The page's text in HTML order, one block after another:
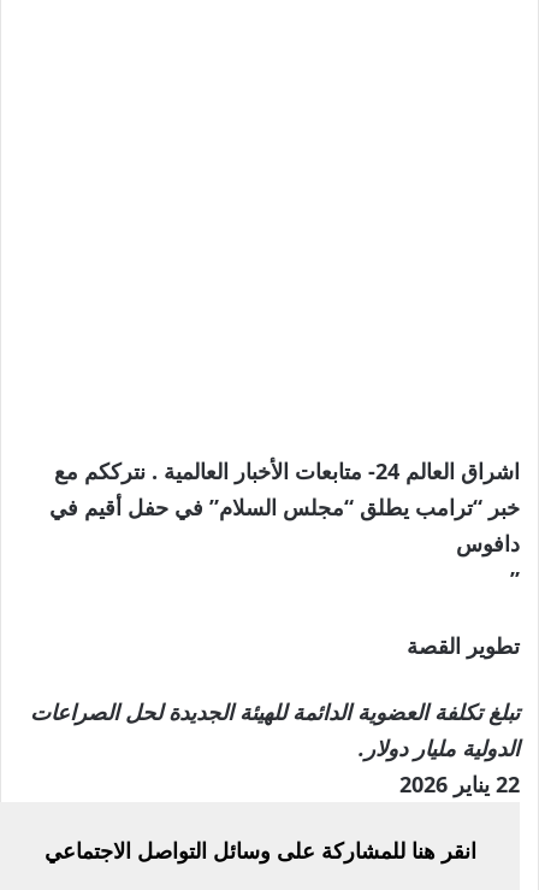
اشراق العالم 24- متابعات الأخبار العالمية . نترككم مع
خبر “ترامب يطلق “مجلس السلام” في حفل أقيم في
دافوس
”
تطوير القصة
تبلغ تكلفة العضوية الدائمة للهيئة الجديدة لحل الصراعات
الدولية مليار دولار.
تم
بتاريخ
22 يناير 2026
انقر هنا للمشاركة على وسائل التواصل الاجتماعي